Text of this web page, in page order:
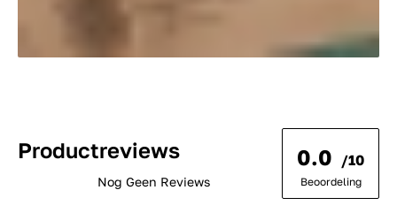
Productreviews
Nog Geen Reviews
0.0 /10
Beoordeling